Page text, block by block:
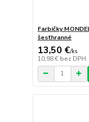
Farbičky
šesťhranné
13,50 €/ks
10,98 € bez DPH